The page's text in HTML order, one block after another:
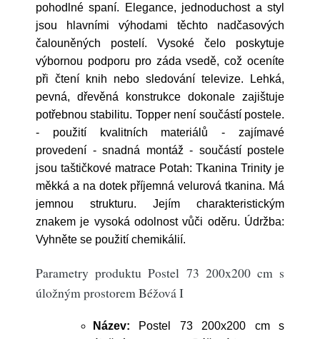
pohodlné spaní. Elegance, jednoduchost a styl
jsou hlavními výhodami těchto nadčasových
čalouněných postelí. Vysoké čelo poskytuje
výbornou podporu pro záda vsedě, což oceníte
při čtení knih nebo sledování televize. Lehká,
pevná, dřevěná konstrukce dokonale zajištuje
potřebnou stabilitu. Topper není součástí postele.
- použití kvalitních materiálů - zajímavé
provedení - snadná montáž - součástí postele
jsou taštičkové matrace Potah: Tkanina Trinity je
měkká a na dotek příjemná velurová tkanina. Má
jemnou strukturu. Jejím charakteristickým
znakem je vysoká odolnost vůči oděru. Údržba:
Vyhněte se použití chemikálií.
Parametry produktu Postel 73 200x200 cm s
úložným prostorem Béžová I
Název: Postel 73 200x200 cm s